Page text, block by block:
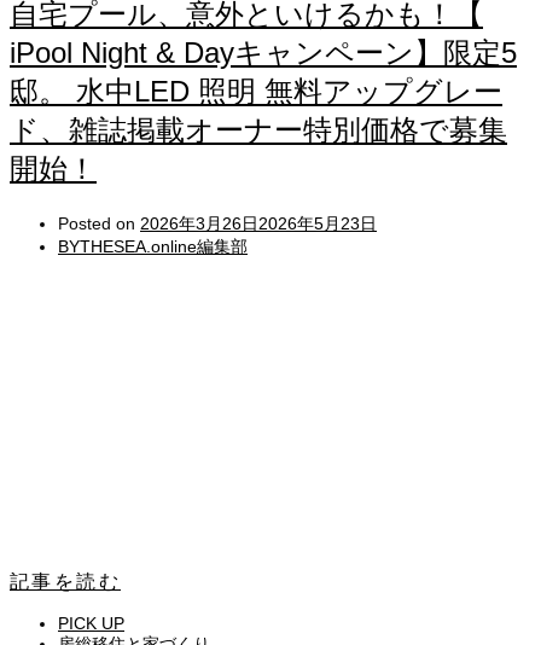
自宅プール、意外といけるかも！【
iPool Night & Dayキャンペーン】限定5
邸。 水中LED 照明 無料アップグレー
ド、雑誌掲載オーナー特別価格で募集
開始！
Posted on 2026年3月26日2026年5月23日
BYTHESEA.online編集部
記事を読む
PICK UP